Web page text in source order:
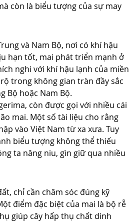
còn là biểu tượng của sự may
và Nam Bộ, nơi có khí hậu
hạn tốt, mai phát triển mạnh ở
nghi với khí hậu lạnh của miền
trong không gian tràn đầy sắc
Bộ hoặc Nam Bộ.
còn được gọi với nhiều cái
mai. Một số tài liệu cho rằng
vào Việt Nam từ xa xưa. Tuy
biểu tượng không thể thiếu
ta nâng niu, gìn giữ qua nhiều
chỉ cần chăm sóc đúng kỹ
điểm đặc biệt của mai là bộ rễ
giúp cây hấp thụ chất dinh